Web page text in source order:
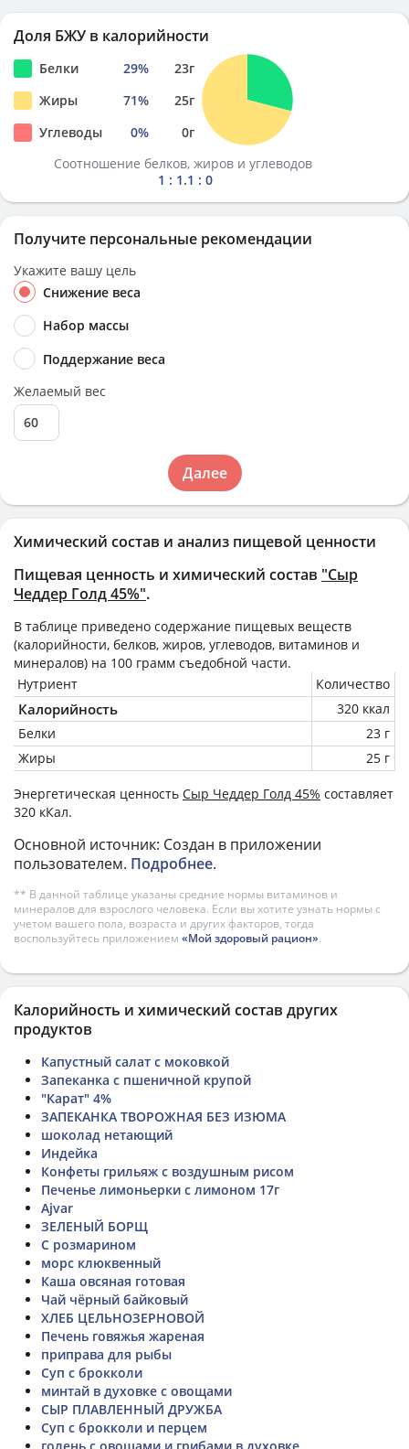
Химический состав и анализ пищевой ценности
Пищевая ценность и химический состав "Сыр
Чеддер Голд 45%".
В таблице приведено содержание пищевых веществ
(калорийности, белков, жиров, углеводов, витаминов и
минералов) на 100 грамм съедобной части.
Нутриент
Количество
Калорийность
320 ккал
Белки
23 г
Жиры
25 г
Энергетическая ценность Сыр Чеддер Голд 45% составляет
320 кКал.
Основной источник: Создан в приложении
пользователем. Подробнее.
** В данной таблице указаны средние нормы витаминов и
минералов для взрослого человека. Если вы хотите узнать нормы с
учетом вашего пола, возраста и других факторов, тогда
воспользуйтесь приложением «Мой здоровый рацион».
Доля БЖУ в калорийности
Белки 29% 23г
Жиры
71% 25г
Углеводы
0% 0г
Соотношение белков, жиров и углеводов
1 : 1.1 : 0
Получите персональные рекомендации
Укажите вашу цель
Снижение веса
Набор массы
Поддержание веса
Желаемый вес
Далее
Калорийность и химический состав других
продуктов
Капустный салат с моковкой
Запеканка с пшеничной крупой
"Карат" 4%
ЗАПЕКАНКА ТВОРОЖНАЯ БЕЗ ИЗЮМА
шоколад нетающий
Индейка
Конфеты грильяж с воздушным рисом
Печенье лимоньерки с лимоном 17г
Ajvar
ЗЕЛЕНЫЙ БОРЩ
С розмарином
морс клюквенный
Каша овсяная готовая
Чай чёрный байковый
ХЛЕБ ЦЕЛЬНОЗЕРНОВОЙ
Печень говяжья жареная
приправа для рыбы
Суп с брокколи
минтай в духовке с овощами
СЫР ПЛАВЛЕННЫЙ ДРУЖБА
Суп с брокколи и перцем